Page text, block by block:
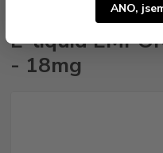
ANO,
E-liquid
- 18mg